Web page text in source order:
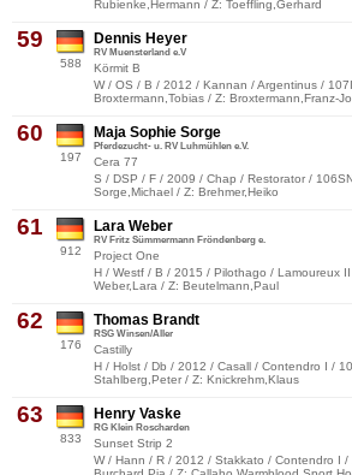
Rubienke,Hermann / Z: Toeffling,Gerhard
59
588
Dennis Heyer
RV Muensterland e.V
Körmit B
W / OS / B / 2012 / Kannan / Argentinus /
Broxtermann,Tobias / Z: Broxtermann,Franz-
60
197
Maja Sophie Sorge
Pferdezucht- u. RV Luhmühlen e.V.
Cera 77
S / DSP / F / 2009 / Chap / Restorator /
Sorge,Michael / Z: Brehmer,Heiko
61
912
Lara Weber
RV Fritz Sümmermann Fröndenberg e.
Project One
H / Westf / B / 2015 / Pilothago / Lamoureux
Weber,Lara / Z: Beutelmann,Paul
62
176
Thomas Brandt
RSG Winsen/Aller
Castilly
H / Holst / Db / 2012 / Casall / Contendro I /
Stahlberg,Peter / Z: Knickrehm,Klaus
63
833
Henry Vaske
RG Klein Roscharden
Sunset Strip 2
W / Hann / R / 2012 / Stakkato / Contendro I /